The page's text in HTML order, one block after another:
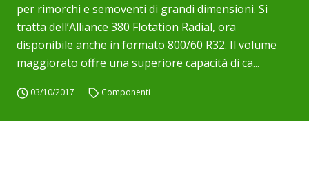
per rimorchi e semoventi di grandi dimensioni. Si
tratta dell’Alliance 380 Flotation Radial, ora
disponibile anche in formato 800/60 R32. Il volume
maggiorato offre una superiore capacità di ca...
03/10/2017 Componenti